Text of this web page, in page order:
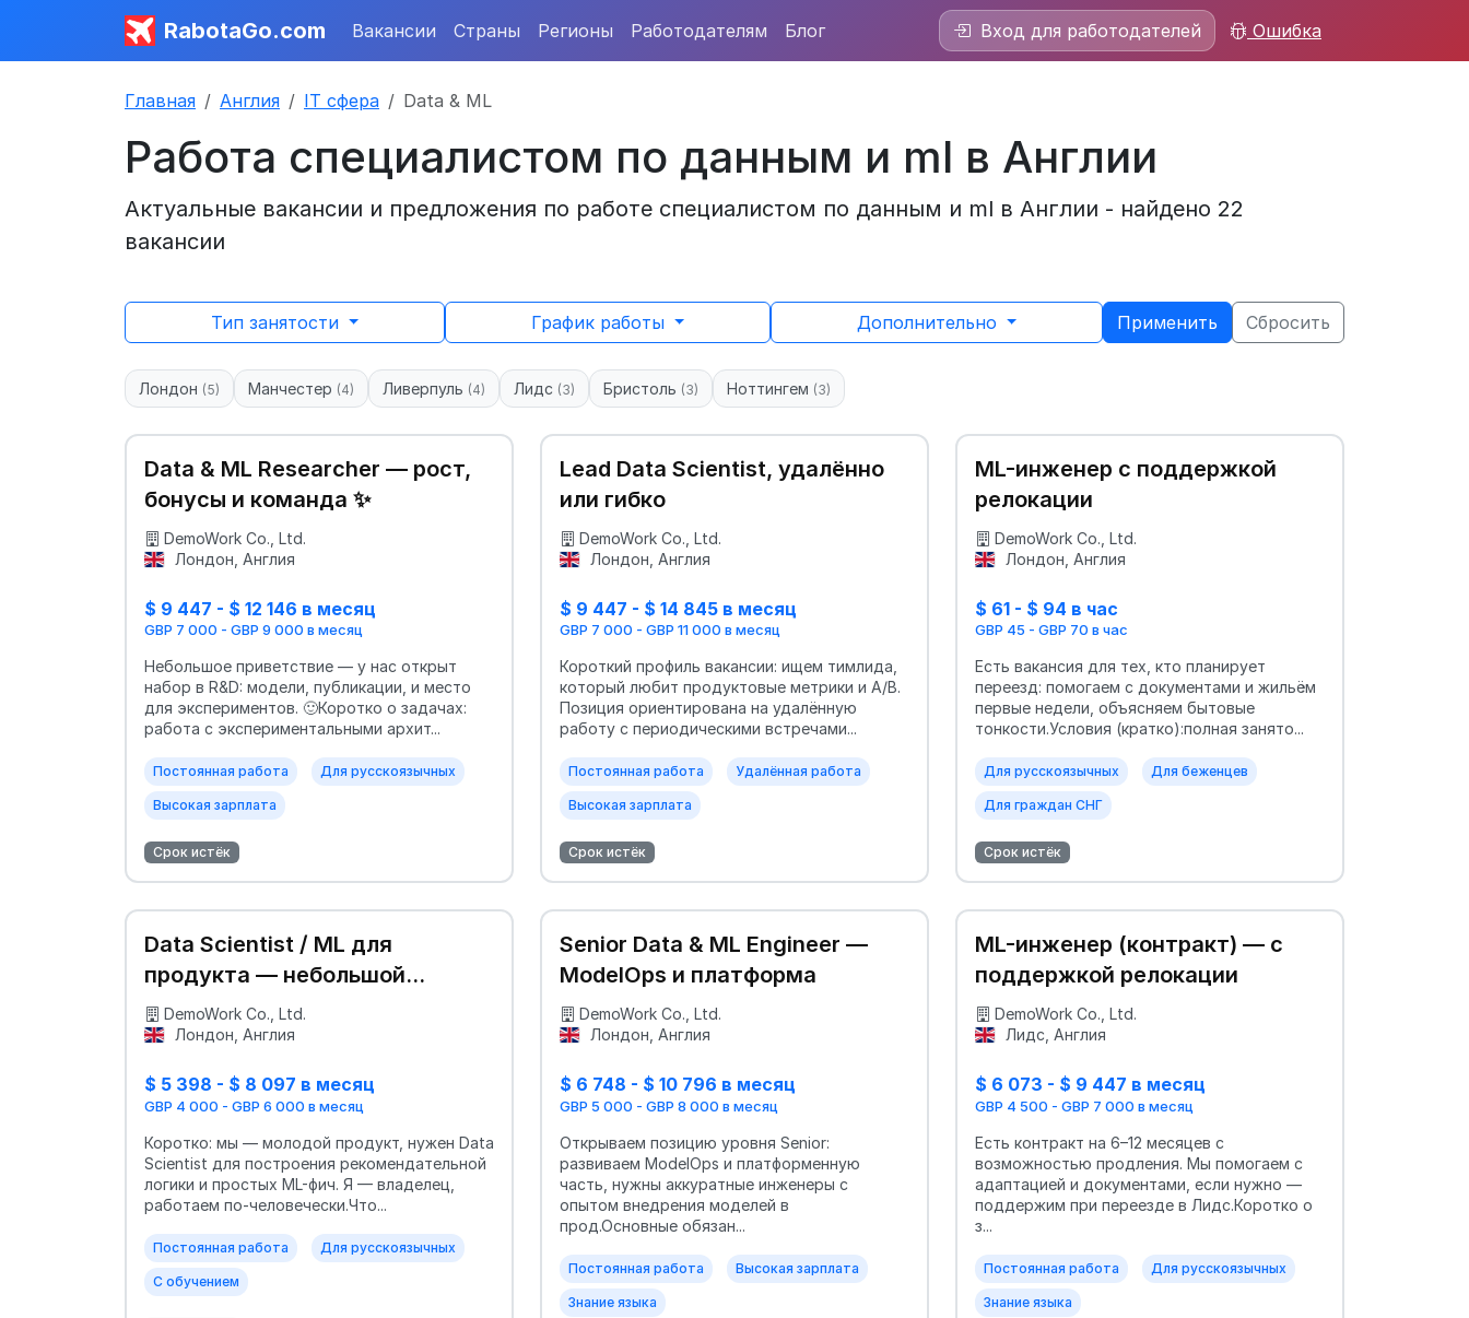
RabotaGo.com Вакансии Страны Регионы Работодателям Блог Вход для работодателей Ошибка
Главная Англия IT сфера Data & ML
Работа специалистом по данным и ml в Англии
Актуальные вакансии и предложения по работе специалистом по данным и ml в Англии - найдено 22
вакансии
Тип занятости График работы Дополнительно Применить Сбросить
Лондон (5) Манчестер (4) Ливерпуль (4) Лидс (3) Бристоль (3) Ноттингем (3)
Data & ML Researcher — рост,
бонусы и команда ✨
DemoWork Co., Ltd.
Лондон, Англия
$ 9 447 - $ 12 146 в месяц
GBP 7 000 - GBP 9 000 в месяц
Небольшое приветствие — у нас открыт
набор в R&D: модели, публикации, и место
для экспериментов. 🙂Коротко о задачах:
работа с экспериментальными архит...
Постоянная работа Для русскоязычных
Высокая зарплата
Срок истёк
Lead Data Scientist, удалённо
или гибко
DemoWork Co., Ltd.
Лондон, Англия
$ 9 447 - $ 14 845 в месяц
GBP 7 000 - GBP 11 000 в месяц
Короткий профиль вакансии: ищем тимлида,
который любит продуктовые метрики и A/B.
Позиция ориентирована на удалённую
работу с периодическими встречами...
Постоянная работа Удалённая работа
Высокая зарплата
Срок истёк
ML-инженер с поддержкой
релокации
DemoWork Co., Ltd.
Лондон, Англия
$ 61 - $ 94 в час
GBP 45 - GBP 70 в час
Есть вакансия для тех, кто планирует
переезд: помогаем с документами и жильём
первые недели, объясняем бытовые
тонкости.Условия (кратко):полная занято...
Для русскоязычных Для беженцев
Для граждан СНГ
Срок истёк
Data Scientist / ML для
продукта — небольшой
стартап, контракт
DemoWork Co., Ltd.
Лондон, Англия
$ 5 398 - $ 8 097 в месяц
GBP 4 000 - GBP 6 000 в месяц
Коротко: мы — молодой продукт, нужен Data
Scientist для построения рекомендательной
логики и простых ML-фич. Я — владелец,
работаем по-человечески.Что...
Постоянная работа Для русскоязычных
С обучением
Senior Data & ML Engineer —
ModelOps и платформа
DemoWork Co., Ltd.
Лондон, Англия
$ 6 748 - $ 10 796 в месяц
GBP 5 000 - GBP 8 000 в месяц
Открываем позицию уровня Senior:
развиваем ModelOps и платформенную
часть, нужны аккуратные инженеры с
опытом внедрения моделей в
прод.Основные обязан...
Постоянная работа Высокая зарплата
Знание языка
ML-инженер (контракт) — с
поддержкой релокации
DemoWork Co., Ltd.
Лидс, Англия
$ 6 073 - $ 9 447 в месяц
GBP 4 500 - GBP 7 000 в месяц
Есть контракт на 6–12 месяцев с
возможностью продления. Мы помогаем с
адаптацией и документами, если нужно —
поддержим при переезде в Лидс.Коротко о
з...
Постоянная работа Для русскоязычных
Знание языка